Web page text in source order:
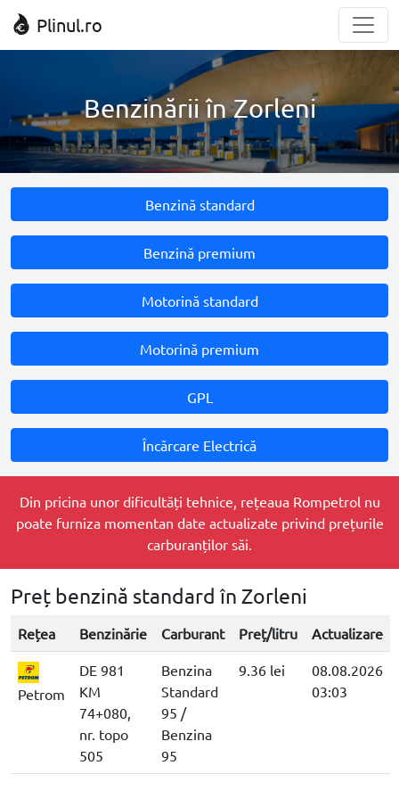
Plinul.ro
Benzinării în Zorleni
Benzină standard
Benzină premium
Motorină standard
Motorină premium
GPL
Încărcare Electrică
Din pricina unor dificultăți tehnice, rețeaua Rompetrol nu
poate furniza momentan date actualizate privind prețurile
carburanților săi.
Preț benzină standard în Zorleni
Rețea Benzinărie Carburant Preț/litru Actualizare
Petrom
DE 981
KM
74+080,
nr. topo
505
Benzina
Standard
95 /
Benzina
95
9.36 lei
08.08.2026
03:03